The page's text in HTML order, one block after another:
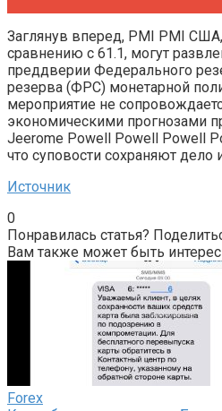
Заглянув вперед, PMI PMI
сравнению с 61.1, могут
преддверии Федерального
резерва (ФРС) монетарной
мероприятие не
экономическими прогнозами
Jeerome Powell Powell Powell
что суповости сохраняют дело
Источник
0
Понравилась статья?
Вам также может быть
Forex